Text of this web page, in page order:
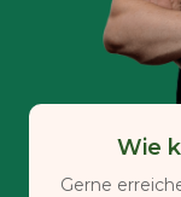
Wie
Gerne